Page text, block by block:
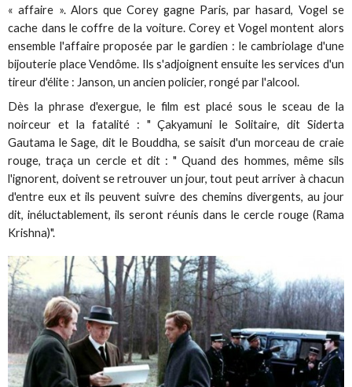
« affaire ». Alors que Corey gagne Paris, par hasard, Vogel se
cache dans le coffre de la voiture. Corey et Vogel montent alors
ensemble l'affaire proposée par le gardien : le cambriolage d'une
bijouterie place Vendôme. Ils s'adjoignent ensuite les services d'un
tireur d'élite : Janson, un ancien policier, rongé par l'alcool.
Dès la phrase d'exergue, le film est placé sous le sceau de la
noirceur et la fatalité : " Çakyamuni le Solitaire, dit Siderta
Gautama le Sage, dit le Bouddha, se saisit d'un morceau de craie
rouge, traça un cercle et dit : " Quand des hommes, même sils
l'ignorent, doivent se retrouver un jour, tout peut arriver à chacun
d'entre eux et ils peuvent suivre des chemins divergents, au jour
dit, inéluctablement, ils seront réunis dans le cercle rouge (Rama
Krishna)".